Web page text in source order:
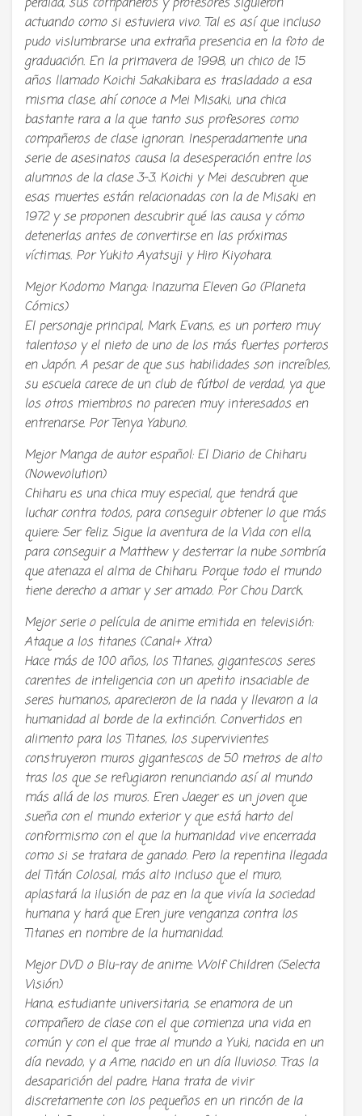
actuando como si estuviera vivo. Tal es así que incluso
pudo vislumbrarse una extraña presencia en la foto de
graduación. En la primavera de 1998, un chico de 15
años llamado Koichi Sakakibara es trasladado a esa
misma clase, ahí conoce a Mei Misaki, una chica
bastante rara a la que tanto sus profesores como
compañeros de clase ignoran. Inesperadamente una
serie de asesinatos causa la desesperación entre los
alumnos de la clase 3-3. Koichi y Mei descubren que
esas muertes están relacionadas con la de Misaki en
1972 y se proponen descubrir qué las causa y cómo
detenerlas antes de convertirse en las próximas
víctimas. Por Yukito Ayatsuji y Hiro Kiyohara.
Mejor Kodomo Manga: Inazuma Eleven Go (Planeta
Cómics)
El personaje principal, Mark Evans, es un portero muy
talentoso y el nieto de uno de los más fuertes porteros
en Japón. A pesar de que sus habilidades son increíbles,
su escuela carece de un club de fútbol de verdad, ya que
los otros miembros no parecen muy interesados en
entrenarse. Por Tenya Yabuno.
Mejor Manga de autor español: El Diario de Chiharu
(Nowevolution)
Chiharu es una chica muy especial, que tendrá que
luchar contra todos, para conseguir obtener lo que más
quiere: Ser feliz. Sigue la aventura de la Vida con ella,
para conseguir a Matthew y desterrar la nube sombría
que atenaza el alma de Chiharu. Porque todo el mundo
tiene derecho a amar y ser amado. Por Chou Darck.
Mejor serie o película de anime emitida en televisión:
Ataque a los titanes (Canal+ Xtra)
Hace más de 100 años, los Titanes, gigantescos seres
carentes de inteligencia con un apetito insaciable de
seres humanos, aparecieron de la nada y llevaron a la
humanidad al borde de la extinción. Convertidos en
alimento para los Titanes, los supervivientes
construyeron muros gigantescos de 50 metros de alto
tras los que se refugiaron renunciando así al mundo
más allá de los muros. Eren Jaeger es un joven que
sueña con el mundo exterior y que está harto del
conformismo con el que la humanidad vive encerrada
como si se tratara de ganado. Pero la repentina llegada
del Titán Colosal, más alto incluso que el muro,
aplastará la ilusión de paz en la que vivía la sociedad
humana y hará que Eren jure venganza contra los
Titanes en nombre de la humanidad.
Mejor DVD o Blu-ray de anime: Wolf Children (Selecta
Visión)
Hana, estudiante universitaria, se enamora de un
compañero de clase con el que comienza una vida en
común y con el que trae al mundo a Yuki, nacida en un
día nevado, y a Ame, nacido en un día lluvioso. Tras la
desaparición del padre, Hana trata de vivir
discretamente con los pequeños en un rincón de la